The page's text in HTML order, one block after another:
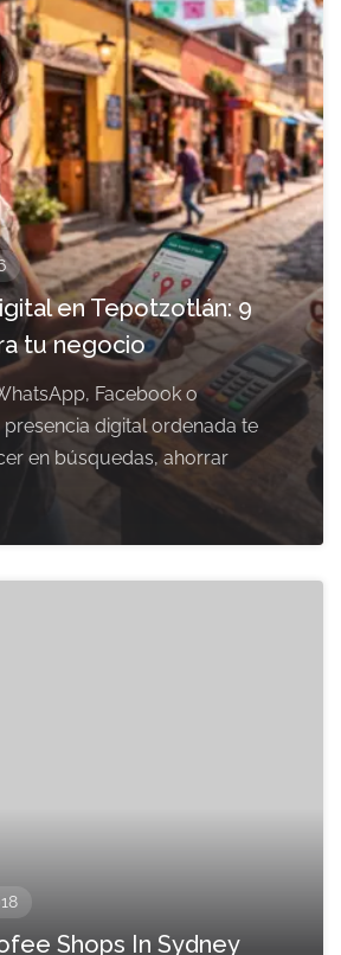
en Tepotzotlán: 9
tu negocio
Facebook o
digital ordenada te
en búsquedas, ahorrar
Shops In Sydney